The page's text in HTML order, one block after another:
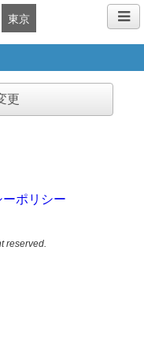
東京
更
ポリシー
reserved.